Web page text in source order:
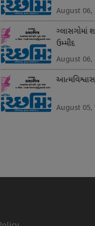
August 06,
ગ્લાસગોમાં
ઉમ્મીદ
August 06,
August 05,